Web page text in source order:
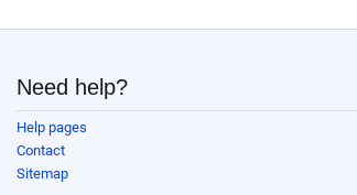
Need help?
Help pages
Contact
Sitemap